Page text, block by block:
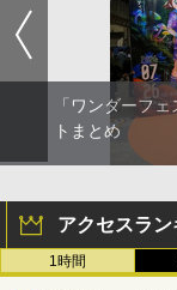
「ワンダーフ
トまとめ
アクセスラン
1時間